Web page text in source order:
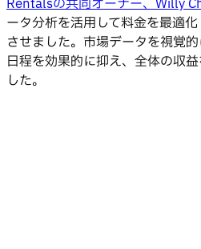
ータ分析を活用して料金を最適
させました。市場データを視覚
日程を効果的に抑え、全体の収
した。